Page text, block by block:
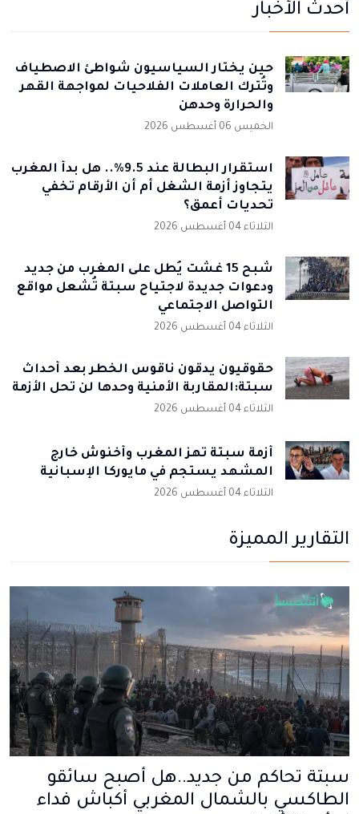
أحدث الأخبار
حين يختار السياسيون شواطئ الاصطياف
وتُترك العاملات الفلاحيات لمواجهة القهر
والحرارة وحدهن
الخميس 06 أغسطس 2026
استقرار البطالة عند 9.5%.. هل بدأ المغرب
يتجاوز أزمة الشغل أم أن الأرقام تخفي
تحديات أعمق؟
الثلاثاء 04 أغسطس 2026
شبح 15 غشت يُطل على المغرب من جديد
ودعوات جديدة لاجتياح سبتة تُشعل مواقع
التواصل الاجتماعي
الثلاثاء 04 أغسطس 2026
حقوقيون يدقون ناقوس الخطر بعد أحداث
سبتة:المقاربة الأمنية وحدها لن تحل الأزمة
الثلاثاء 04 أغسطس 2026
أزمة سبتة تهز المغرب وأخنوش خارج
المشهد يستجم في مايوركا الإسبانية
الثلاثاء 04 أغسطس 2026
التقارير المميزة
سبتة تحاكم من جديد..هل أصبح سائقو
الطاكسي بالشمال المغربي أكباش فداء